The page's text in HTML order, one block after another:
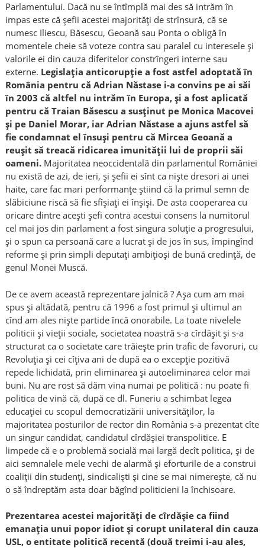
Parlamentului. Dacă nu se întîmplă mai des să intrăm în
impas este că șefii acestei majorități de strînsură, că se
numesc Iliescu, Băsescu, Geoană sau Ponta o obligă în
momentele cheie să voteze contra sau paralel cu interesele și
valorile ei din cauza diferitelor constrîngeri interne sau
externe. Legislația anticorupție a fost astfel adoptată în
România pentru că Adrian Năstase i-a convins pe ai săi
în 2003 că altfel nu intrăm în Europa, și a fost aplicată
pentru că Traian Băsescu a susținut pe Monica Macovei
și pe Daniel Morar, iar Adrian Năstase a ajuns astfel să
fie condamnat el însuși pentru că Mircea Geoană a
reușit să treacă ridicarea imunității lui de proprii săi
oameni.Majoritatea neoccidentală din parlamentul României
nu există de azi, de ieri, și șefii ei sînt ca niște dresori ai unei
haite, care fac mari performanțe știind că la primul semn de
slăbiciune riscă să fie sfîșiați ei înșiși. De asta cooperarea cu
oricare dintre acești șefi contra acestui consens la numitorul
cel mai jos din parlament a fost singura soluție a progresului,
și o spun ca persoană care a lucrat și de jos în sus, împingînd
reforme și prin simpli deputați ambițioși de bună credință, de
genul Monei Muscă.
De ce avem această reprezentare jalnică ? Așa cum am mai
spus și altădată, pentru că 1996 a fost primul și ultimul an
cînd am ales niște partide încă onorabile. La toate nivelele
politicii și vieții sociale, societatea noastră s-a cîrdășit și s-a
structurat ca o societate care trăiește prin trafic de favoruri, cu
Revoluția și cei cîțiva ani de după ea o excepție pozitivă
repede lichidată, prin eliminarea și autoeliminarea celor mai
buni. Nu are rost să dăm vina numai pe politică : nu poate fi
politica de vină că, după ce dl. Funeriu a schimbat legea
educației cu scopul democratizării universităților, la
majoritatea posturilor de rector din România s-a prezentat cîte
un singur candidat, candidatul cîrdășiei transpolitice. E
limpede că e o problemă socială mai largă decît politica, și de
aici semnalele mele vechi de alarmă și eforturile de a construi
coaliții din studenți, sindicaliști și cine se mai nimerește, că nu
o să îndreptăm asta doar băgînd politicieni la închisoare.
Prezentarea acestei majorități de cîrdășie ca fiind
emanația unui popor idiot și corupt unilateral din cauza
USL, o entitate politică recentă (două treimi i-au ales,